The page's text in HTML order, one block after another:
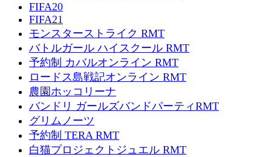
FIFA20
FIFA21
モンスターストライク RMT
バトルガール ハイスクール RMT
予約制 カバルオンライン RMT
ロードス島戦記オンライン RMT
農園ホッコリーナ
バンドリ ガールズバンドパーティRMT
グリムノーツ
予約制 TERA RMT
白猫プロジェクトジュエル RMT